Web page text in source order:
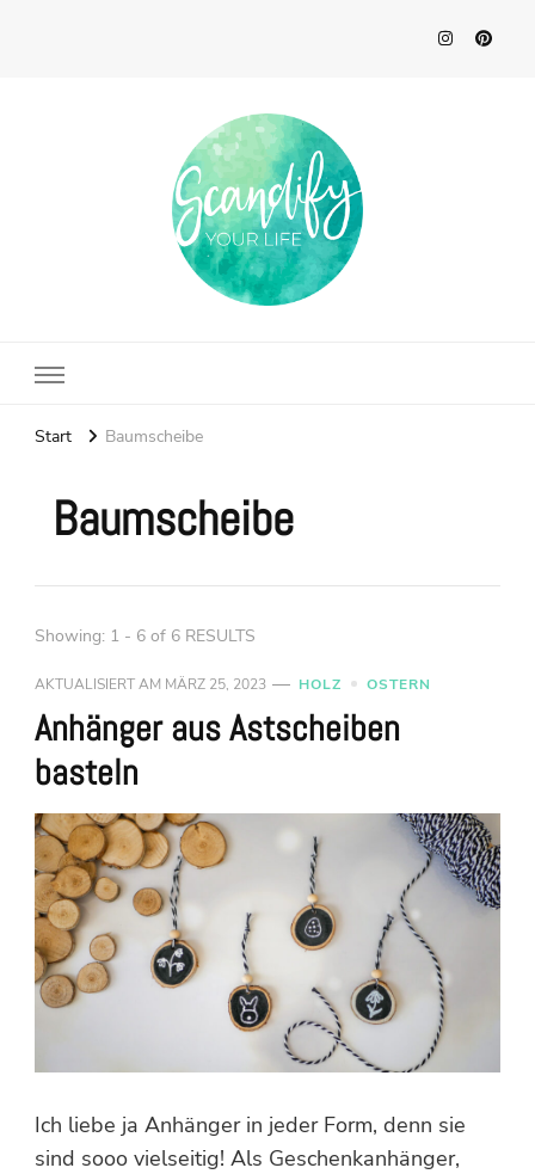
Start Baumscheibe
Baumscheibe
Showing: 1 - 6 of 6 RESULTS
AKTUALISIERT AM MÄRZ 25, 2023 HOLZ OSTERN
Anhänger aus Astscheiben
basteln
Ich liebe ja Anhänger in jeder Form, denn sie
sind sooo vielseitig! Als Geschenkanhänger,